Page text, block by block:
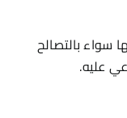
سواء بالتصالح
عليه.